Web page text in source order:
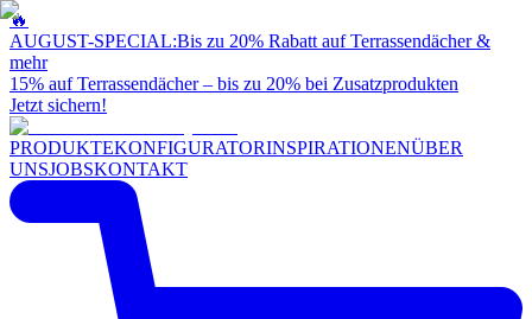
🔥
AUGUST-SPECIAL:Bis zu 20% Rabatt auf Terrassendächer &
mehr
15% auf Terrassendächer – bis zu 20% bei Zusatzprodukten
Jetzt sichern!
PRODUKTEKONFIGURATORINSPIRATIONENÜBER
UNSJOBSKONTAKT